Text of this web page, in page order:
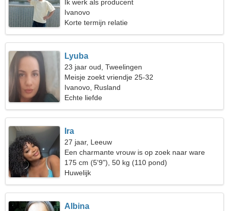
Ik werk als producent
Ivanovo
Korte termijn relatie
Lyuba
23 jaar oud, Tweelingen
Meisje zoekt vriendje 25-32
Ivanovo, Rusland
Echte liefde
Ira
27 jaar, Leeuw
Een charmante vrouw is op zoek naar ware
liefde
175 cm (5'9"), 50 kg (110 pond)
Huwelijk
Albina